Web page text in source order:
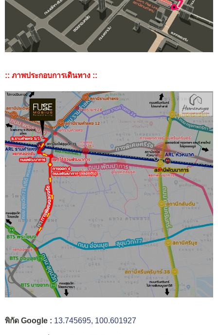
:: ภาพประกอบการเดินทาง ::
พิกัด Google : 13.745695, 100.601927